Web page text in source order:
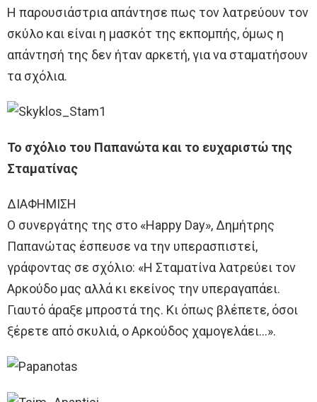
Η παρουσιάστρια απάντησε πως τον λατρεύουν τον
σκύλο και είναι η μασκότ της εκπομπής, όμως η
απάντησή της δεν ήταν αρκετή, για να σταματήσουν
τα σχόλια.
To σχόλιο του Παπανώτα και το ευχαριστώ της
Σταματίνας
ΔΙΑΦΗΜΙΣΗ
Ο συνεργάτης της στο «Happy Day», Δημήτρης
Παπανώτας έσπευσε να την υπερασπιστεί,
γράφοντας σε σχόλιο: «Η Σταματίνα λατρεύει τον
Αρκούδο μας αλλά κι εκείνος την υπεραγαπάει.
Γιαυτό άραξε μπροστά της. Κι όπως βλέπετε, όσοι
ξέρετε από σκυλιά, ο Αρκούδος χαμογελάει…».